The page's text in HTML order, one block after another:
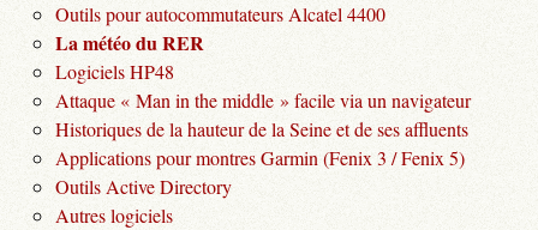
Outils pour autocommutateurs Alcatel 4400
La météo du RER
Logiciels HP48
Attaque « Man in the middle » facile via un navigateur
Historiques de la hauteur de la Seine et de ses affluents
Applications pour montres Garmin (Fenix 3 / Fenix 5)
Outils Active Directory
Autres logiciels